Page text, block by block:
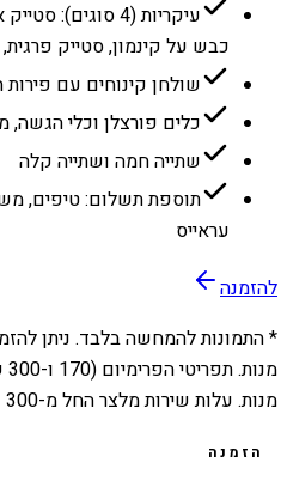
עיקריות (4
כבש על קינמון, סטייק
שולחן קינוחים עם פירות
כלים פורצלן וכלי הגשה,
שתייה חמה ושתייה קלה
תוספת תשלום: טיפים,
עראייס
להזמנה
* התמונות להמחשה בלבד. ניתן
מנות. עלות שירות מלצר החל מ-300 ש״ח.
הזמנה